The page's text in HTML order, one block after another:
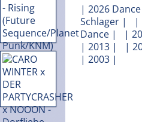
| 2026 Dance
Schlager | |
Dance | |
| 2013 | |
| 2003 |